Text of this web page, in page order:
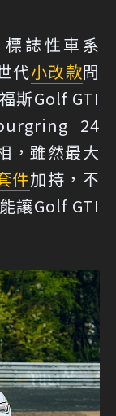
標誌性車系
代小改款問
斯Golf GTI
24
，雖然最大
件加持，不
讓Golf GTI